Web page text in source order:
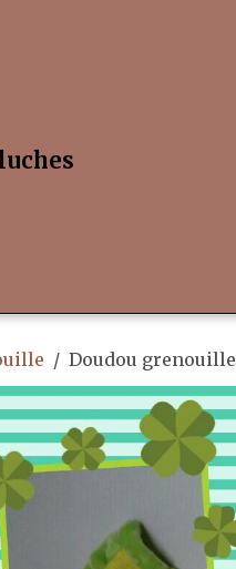
Doudou grenouille